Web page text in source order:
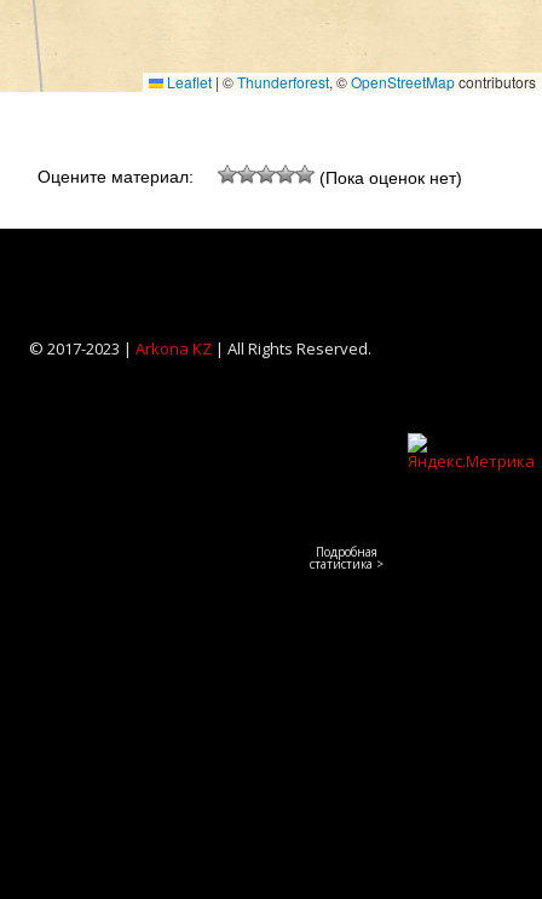
Leaflet | ©Thunderforest, ©OpenStreetMapcontributors
Оцените материал: (Пока оценок нет)
© 2017-2023 | Arkona KZ| All Rights Reserved.
Подробная
статистика >